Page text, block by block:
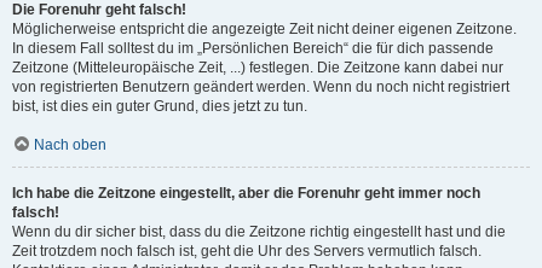
Die Forenuhr geht falsch!
Möglicherweise entspricht die angezeigte Zeit nicht deiner eigenen Zeitzone.
In diesem Fall solltest du im „Persönlichen Bereich“ die für dich passende
Zeitzone (Mitteleuropäische Zeit, ...) festlegen. Die Zeitzone kann dabei nur
von registrierten Benutzern geändert werden. Wenn du noch nicht registriert
bist, ist dies ein guter Grund, dies jetzt zu tun.
Nach oben
Ich habe die Zeitzone eingestellt, aber die Forenuhr geht immer noch
falsch!
Wenn du dir sicher bist, dass du die Zeitzone richtig eingestellt hast und die
Zeit trotzdem noch falsch ist, geht die Uhr des Servers vermutlich falsch.